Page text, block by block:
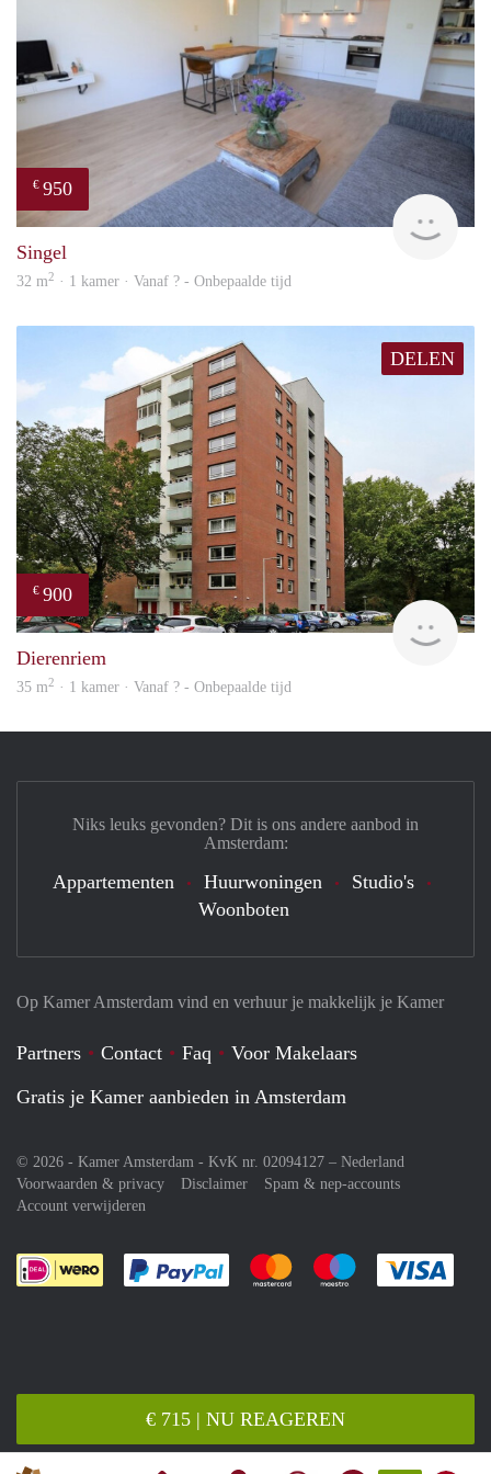
€ 715 | NU REAGEREN
€ 950
Singel
32 m2 · 1 kamer · Vanaf ? - Onbepaalde tijd
DELEN
€ 900
Dierenriem
35 m2 · 1 kamer · Vanaf ? - Onbepaalde tijd
Op Kamer Amsterdam vind en verhuur je makkelijk je Kamer
Partners Contact Faq
Voor Makelaars
Gratis je Kamer aanbieden in Amsterdam
© 2026 - Kamer Amsterdam - KvK nr. 02094127 – Nederland
Voorwaarden & privacy
Disclaimer
Spam & nep-accounts
Account verwijderen
Je rekent gemakkelijk af met Paypal
Je rekent gemakkelijk af met
Je rekent
Niks leuks gevonden? Dit is ons andere aanbod in
Amsterdam:
Appartementen Huurwoningen
Studio's
Woonboten